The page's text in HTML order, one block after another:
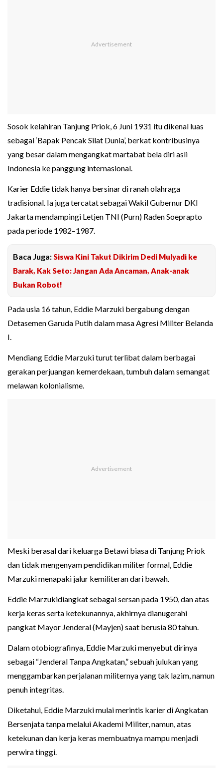
Sosok kelahiran Tanjung Priok, 6 Juni 1931 itu dikenal luas
sebagai ‘Bapak Pencak Silat Dunia’, berkat kontribusinya
yang besar dalam mengangkat martabat bela diri asli
Indonesia ke panggung internasional.
Karier Eddie tidak hanya bersinar di ranah olahraga
tradisional. Ia juga tercatat sebagai Wakil Gubernur DKI
Jakarta mendampingi Letjen TNI (Purn) Raden Soeprapto
pada periode 1982–1987.
Baca Juga: Siswa Kini Takut Dikirim Dedi Mulyadi ke
Barak, Kak Seto: Jangan Ada Ancaman, Anak-anak
Bukan Robot!
Pada usia 16 tahun, Eddie Marzuki bergabung dengan
Detasemen Garuda Putih dalam masa Agresi Militer Belanda
I.
Mendiang Eddie Marzuki turut terlibat dalam berbagai
gerakan perjuangan kemerdekaan, tumbuh dalam semangat
melawan kolonialisme.
Meski berasal dari keluarga Betawi biasa di Tanjung Priok
dan tidak mengenyam pendidikan militer formal, Eddie
Marzuki menapaki jalur kemiliteran dari bawah.
Eddie Marzukidiangkat sebagai sersan pada 1950, dan atas
kerja keras serta ketekunannya, akhirnya dianugerahi
pangkat Mayor Jenderal (Mayjen) saat berusia 80 tahun.
Dalam otobiografinya, Eddie Marzuki menyebut dirinya
sebagai “Jenderal Tanpa Angkatan,” sebuah julukan yang
menggambarkan perjalanan militernya yang tak lazim, namun
penuh integritas.
Diketahui, Eddie Marzuki mulai merintis karier di Angkatan
Bersenjata tanpa melalui Akademi Militer, namun, atas
ketekunan dan kerja keras membuatnya mampu menjadi
perwira tinggi.